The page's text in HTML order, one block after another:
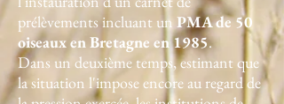
prélèvements incluant unPMA de 50
oiseaux en Bretagne en1985.
Dans un deuxième temps, estimant que
la situation l'impose encore au regard de